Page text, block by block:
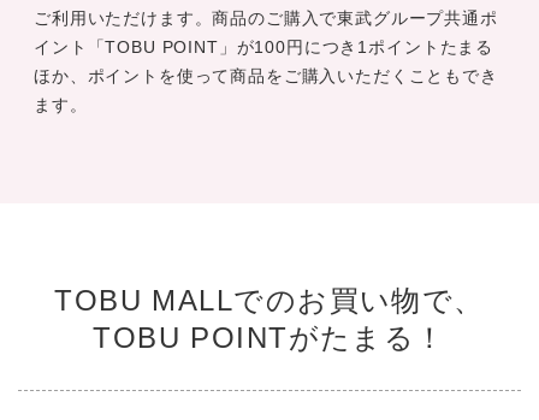
ご利用いただけます。商品のご購入で東武グループ共通ポ
イント「TOBU POINT」が100円につき1ポイントたまる
ほか、ポイントを使って商品をご購入いただくこともでき
ます。
TOBU MALLでのお買い物で、
TOBU POINTがたまる！